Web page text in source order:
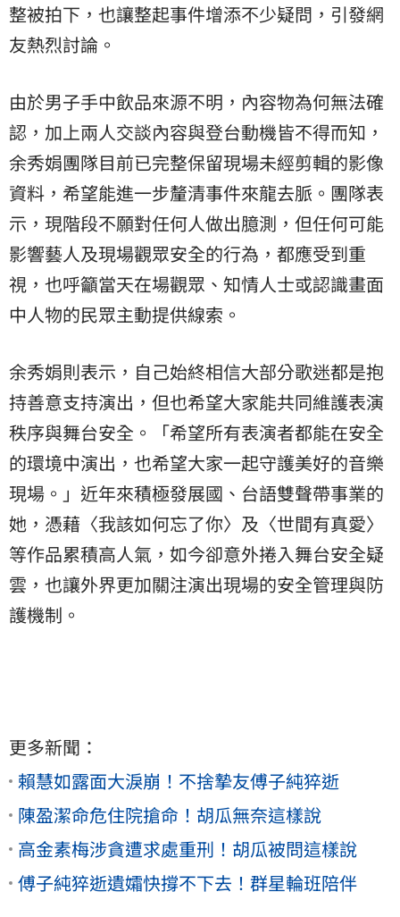
整被拍下，也讓整起事件增添不少疑問，引發網
友熱烈討論。
由於男子手中飲品來源不明，內容物為何無法確
認，加上兩人交談內容與登台動機皆不得而知，
余秀娟團隊目前已完整保留現場未經剪輯的影像
資料，希望能進一步釐清事件來龍去脈。團隊表
示，現階段不願對任何人做出臆測，但任何可能
影響藝人及現場觀眾安全的行為，都應受到重
視，也呼籲當天在場觀眾、知情人士或認識畫面
中人物的民眾主動提供線索。
余秀娟則表示，自己始終相信大部分歌迷都是抱
持善意支持演出，但也希望大家能共同維護表演
秩序與舞台安全。「希望所有表演者都能在安全
的環境中演出，也希望大家一起守護美好的音樂
現場。」近年來積極發展國、台語雙聲帶事業的
她，憑藉〈我該如何忘了你〉及〈世間有真愛〉
等作品累積高人氣，如今卻意外捲入舞台安全疑
雲，也讓外界更加關注演出現場的安全管理與防
護機制。
更多新聞：
賴慧如露面大淚崩！不捨摯友傅子純猝逝
陳盈潔命危住院搶命！胡瓜無奈這樣說
高金素梅涉貪遭求處重刑！胡瓜被問這樣說
傅子純猝逝遺孀快撐不下去！群星輪班陪伴